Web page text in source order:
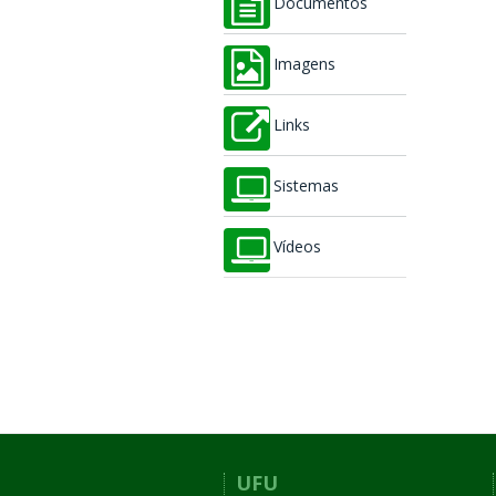
Documentos
Imagens
Links
Sistemas
Vídeos
UFU